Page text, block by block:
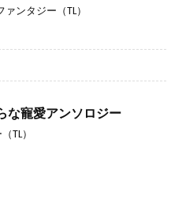
ァンタジー（TL）
な寵愛アンソロジー
TL）